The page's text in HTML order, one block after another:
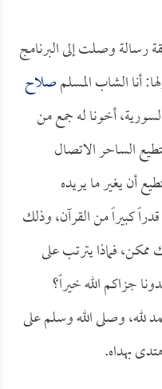
رسالة وصلت إلى البرنامج
أنا الشاب المسلمصلاح
أخونا له جمع من
الساحر الاتصال
أن يغير ما يريده
كبيراً من القرآن، وذلك
فماذا يترتب على
جزاكم الله خيراً؟
لله، وصلى الله وسلم على
بهداه.